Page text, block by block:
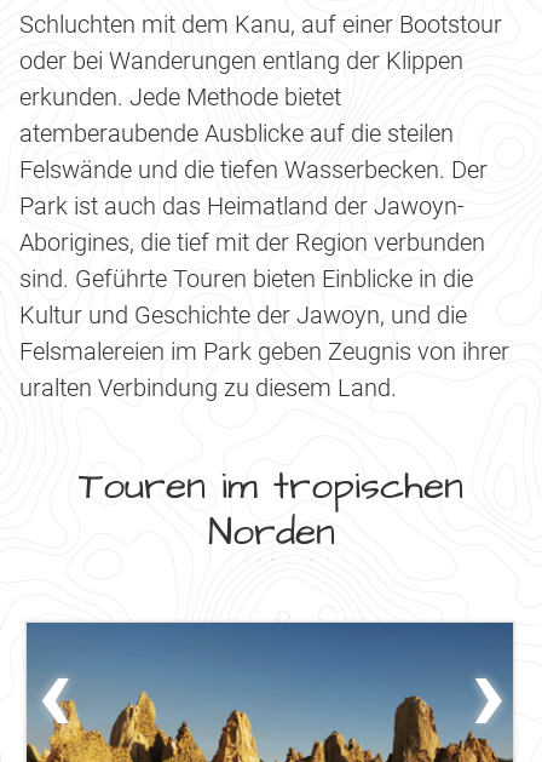
Schluchten mit dem Kanu, auf einer Bootstour
oder bei Wanderungen entlang der Klippen
erkunden. Jede Methode bietet
atemberaubende Ausblicke auf die steilen
Felswände und die tiefen Wasserbecken. Der
Park ist auch das Heimatland der Jawoyn-
Aborigines, die tief mit der Region verbunden
sind. Geführte Touren bieten Einblicke in die
Kultur und Geschichte der Jawoyn, und die
Felsmalereien im Park geben Zeugnis von ihrer
uralten Verbindung zu diesem Land.
Touren im tropischen
Norden
‹ ›